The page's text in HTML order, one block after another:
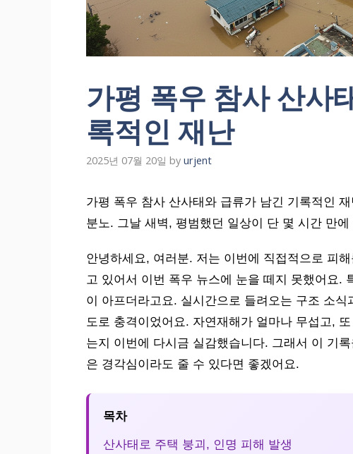
가평 폭우 참사 산사
록적인 재난
2025년 07월 20일 by urjent
가평 폭우 참사 산사태와 급류가 남긴 기록적인
분노. 그날 새벽, 평범했던 일상이 단 몇 시간 만
안녕하세요, 여러분. 저는 이번에 직접적으로 피
고 있어서 이번 폭우 뉴스에 눈을 떼지 못했어요.
이 아프더라고요. 실시간으로 들려오는 구조 소
도로 충격이었어요. 자연재해가 얼마나 무섭고,
는지 이번에 다시금 실감했습니다. 그래서 이 기
은 경각심이라도 줄 수 있다면 좋겠어요.
목차
산사태로 주택 붕괴, 인명 피해 발생